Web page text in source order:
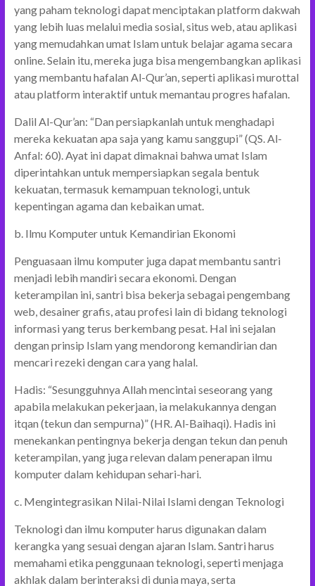
yang paham teknologi dapat menciptakan platform dakwah
yang lebih luas melalui media sosial, situs web, atau aplikasi
yang memudahkan umat Islam untuk belajar agama secara
online. Selain itu, mereka juga bisa mengembangkan aplikasi
yang membantu hafalan Al-Qur’an, seperti aplikasi murottal
atau platform interaktif untuk memantau progres hafalan.
Dalil Al-Qur’an: “Dan persiapkanlah untuk menghadapi
mereka kekuatan apa saja yang kamu sanggupi” (QS. Al-
Anfal: 60). Ayat ini dapat dimaknai bahwa umat Islam
diperintahkan untuk mempersiapkan segala bentuk
kekuatan, termasuk kemampuan teknologi, untuk
kepentingan agama dan kebaikan umat.
b. Ilmu Komputer untuk Kemandirian Ekonomi
Penguasaan ilmu komputer juga dapat membantu santri
menjadi lebih mandiri secara ekonomi. Dengan
keterampilan ini, santri bisa bekerja sebagai pengembang
web, desainer grafis, atau profesi lain di bidang teknologi
informasi yang terus berkembang pesat. Hal ini sejalan
dengan prinsip Islam yang mendorong kemandirian dan
mencari rezeki dengan cara yang halal.
Hadis: “Sesungguhnya Allah mencintai seseorang yang
apabila melakukan pekerjaan, ia melakukannya dengan
itqan (tekun dan sempurna)” (HR. Al-Baihaqi). Hadis ini
menekankan pentingnya bekerja dengan tekun dan penuh
keterampilan, yang juga relevan dalam penerapan ilmu
komputer dalam kehidupan sehari-hari.
c. Mengintegrasikan Nilai-Nilai Islami dengan Teknologi
Teknologi dan ilmu komputer harus digunakan dalam
kerangka yang sesuai dengan ajaran Islam. Santri harus
memahami etika penggunaan teknologi, seperti menjaga
akhlak dalam berinteraksi di dunia maya, serta